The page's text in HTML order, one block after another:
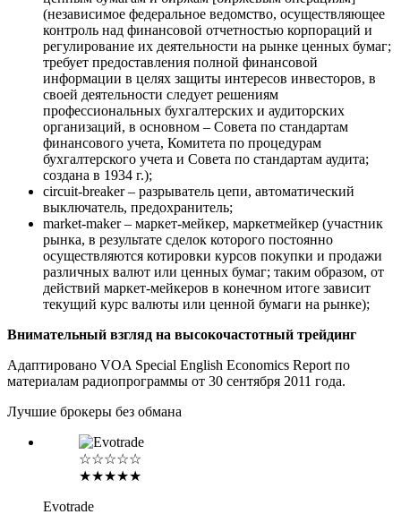
(независимое федеральное ведомство, осуществляющее
контроль над финансовой отчетностью корпораций и
регулирование их деятельности на рынке ценных бумаг;
требует предоставления полной финансовой
информации в целях защиты интересов инвесторов, в
своей деятельности следует решениям
профессиональных бухгалтерских и аудиторских
организаций, в основном – Совета по стандартам
финансового учета, Комитета по процедурам
бухгалтерского учета и Совета по стандартам аудита;
создана в 1934 г.);
circuit-breaker – разрыватель цепи, автоматический
выключатель, предохранитель;
market-maker – маркет-мейкер, маркетмейкер (участник
рынка, в результате сделок которого постоянно
осуществляются котировки курсов покупки и продажи
различных валют или ценных бумаг; таким образом, от
действий маркет-мейкеров в конечном итоге зависит
текущий курс валюты или ценной бумаги на рынке);
Внимательный взгляд на высокочастотный трейдинг
Адаптировано VOA Special English Economics Report по
материалам радиопрограммы от 30 сентября 2011 года.
Лучшие брокеры без обмана
☆☆☆☆☆
★★★★★
Evotrade